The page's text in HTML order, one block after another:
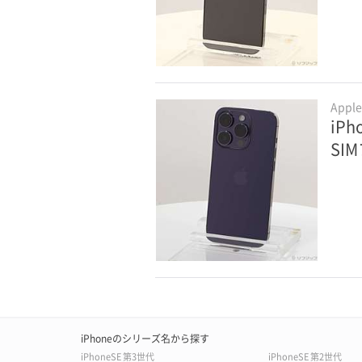
iPhoneのシリーズ名から探す
iPhoneSE 第3世代 iPhoneSE 第2世代